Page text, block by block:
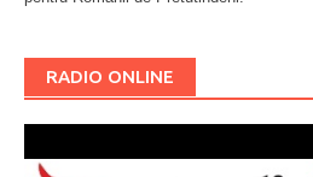
RADIO ONLINE